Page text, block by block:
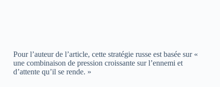
Pour l’auteur de l’article, cette stratégie russe est basée sur «
une combinaison de pression croissante sur l’ennemi et
d’attente qu’il se rende. »